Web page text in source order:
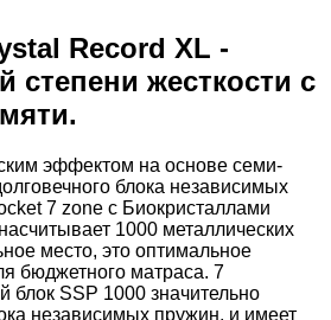
Record XL -
степени жесткости с
эффектом на основе семи-
блока независимых
7 zone с Биокристаллами
1000 металлических
место, это оптимальное
бюджетного матраса. 7
SSP 1000 значительно
независимых пружин, и имеет